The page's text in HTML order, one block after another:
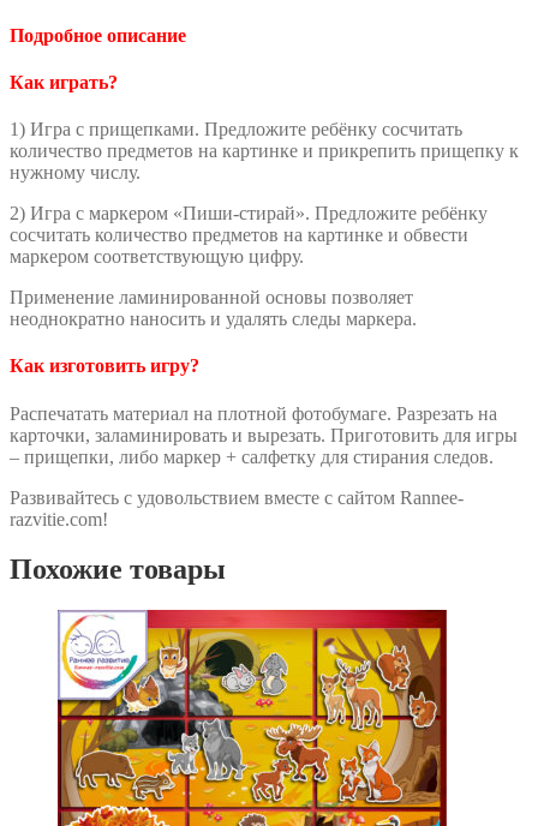
Подробное описание
Как играть?
1) Игра с прищепками. Предложите ребёнку сосчитать
количество предметов на картинке и прикрепить прищепку к
нужному числу.
2) Игра с маркером «Пиши-стирай». Предложите ребёнку
сосчитать количество предметов на картинке и обвести
маркером соответствующую цифру.
Применение ламинированной основы позволяет
неоднократно наносить и удалять следы маркера.
Как изготовить игру?
Распечатать материал на плотной фотобумаге. Разрезать на
карточки, заламинировать и вырезать. Приготовить для игры
– прищепки, либо маркер + салфетку для стирания следов.
Развивайтесь с удовольствием вместе с сайтом Rannee-
razvitie.com!
Похожие товары